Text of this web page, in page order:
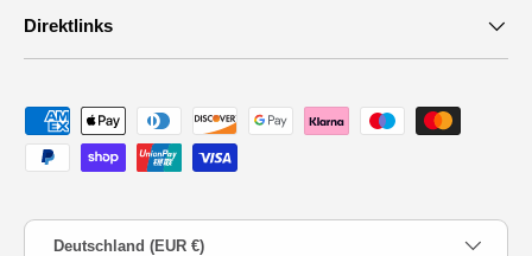
Direktlinks
Zahlungsmethoden
Land/Region
Deutschland (EUR €)